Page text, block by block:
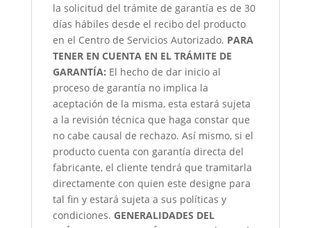
la solicitud del trámite de garantía es de 30
días hábiles desde el recibo del producto
en el Centro de Servicios Autorizado. PARA
TENER EN CUENTA EN EL TRÁMITE DE
GARANTÍA: El hecho de dar inicio al
proceso de garantía no implica la
aceptación de la misma, esta estará sujeta
a la revisión técnica que haga constar que
no cabe causal de rechazo. Así mismo, si el
producto cuenta con garantía directa del
fabricante, el cliente tendrá que tramitarla
directamente con quien este designe para
tal fin y estará sujeta a sus políticas y
condiciones. GENERALIDADES DEL